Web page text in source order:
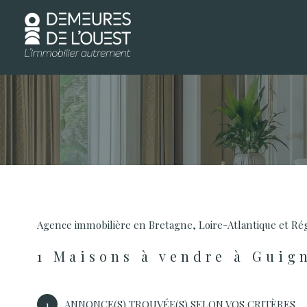
Agence immobilière en Bretagne, Loire-Atlantique et
1 Maisons à vendre à
1 ANNONCE(S) TROUVÉE(S) SELON VOS CRITÈRES